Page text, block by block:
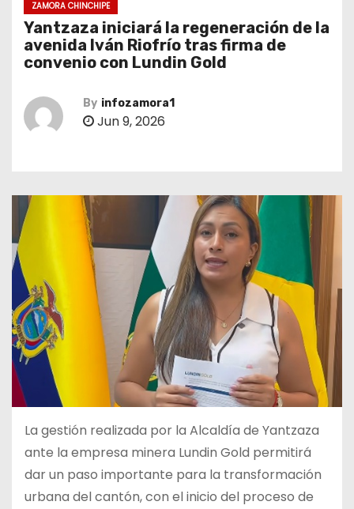
ZAMORA CHINCHIPE
Yantzaza iniciará la regeneración de la
avenida Iván Riofrío tras firma de
convenio con Lundin Gold
By infozamora1
Jun 9, 2026
La gestión realizada por la Alcaldía de Yantzaza
ante la empresa minera Lundin Gold permitirá
dar un paso importante para la transformación
urbana del cantón, con el inicio del proceso de